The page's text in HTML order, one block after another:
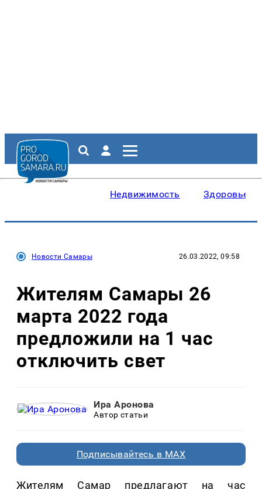
Недвижимость Здоровье
Новости Самары 26.03.2022, 09:58
Жителям Самары 26
марта 2022 года
предложили на 1 час
отключить свет
Ира Аронова
Автор статьи
Подписывайтесь в MAX
Жителям Самар предлагают на час